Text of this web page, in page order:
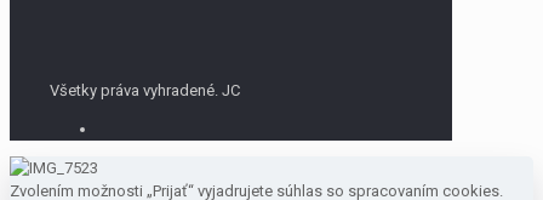
Všetky práva vyhradené. JC
Zvolením možnosti „Prijať“ vyjadrujete súhlas so spracovaním cookies.